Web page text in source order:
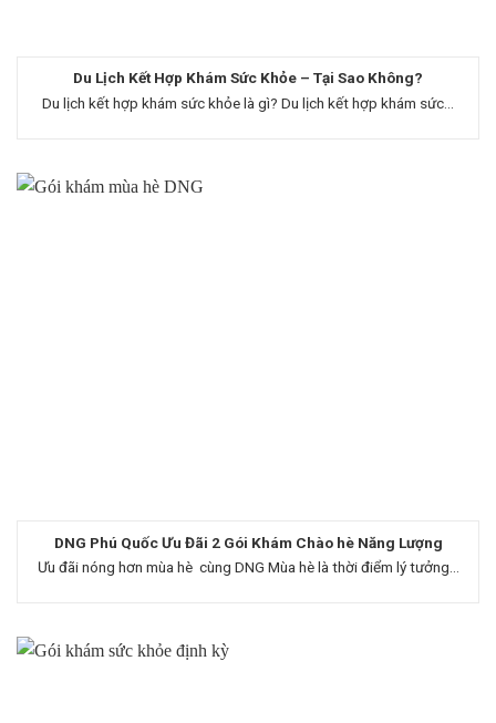
Du Lịch Kết Hợp Khám Sức Khỏe – Tại Sao Không?
Du lịch kết hợp khám sức khỏe là gì? Du lịch kết hợp khám sức...
DNG Phú Quốc Ưu Đãi 2 Gói Khám Chào hè Năng Lượng
Ưu đãi nóng hơn mùa hè cùng DNG Mùa hè là thời điểm lý tưởng...